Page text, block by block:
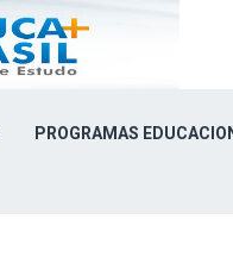
PROGRAMAS